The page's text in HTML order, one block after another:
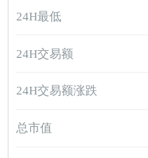
24H最低
24H交易额
24H交易额涨跌
总市值